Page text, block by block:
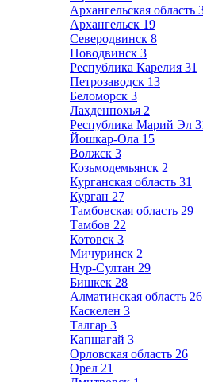
Архангельская область
Архангельск 19
Северодвинск 8
Новодвинск 3
Республика Карелия 31
Петрозаводск 13
Беломорск 3
Лахденпохья 2
Республика Марий Эл
Йошкар-Ола 15
Волжск 3
Козьмодемьянск 2
Курганская область 31
Курган 27
Тамбовская область 29
Тамбов 22
Котовск 3
Мичуринск 2
Нур-Султан 29
Бишкек 28
Алматинская область 26
Каскелен 3
Талгар 3
Капшагай 3
Орловская область 26
Орел 21